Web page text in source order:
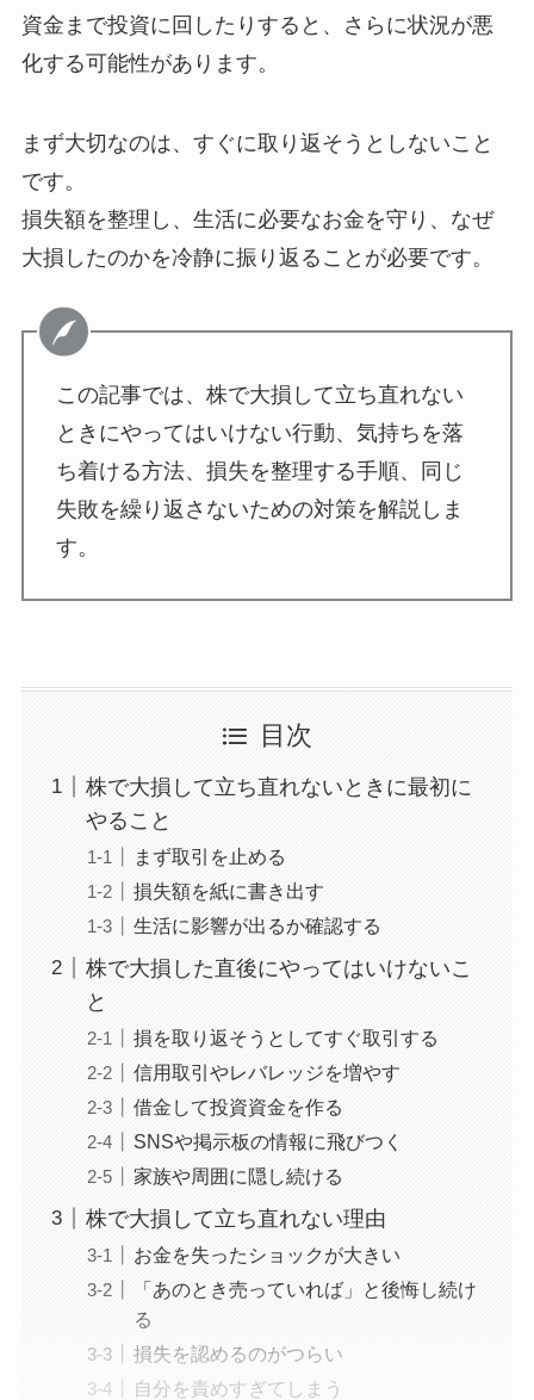
資金まで投資に回したりすると、さらに状況が悪
化する可能性があります。
まず大切なのは、すぐに取り返そうとしないこと
です。
損失額を整理し、生活に必要なお金を守り、なぜ
大損したのかを冷静に振り返ることが必要です。
この記事では、株で大損して立ち直れない
ときにやってはいけない行動、気持ちを落
ち着ける方法、損失を整理する手順、同じ
失敗を繰り返さないための対策を解説しま
す。
目次
株で大損して立ち直れないときに最初に
やること
まず取引を止める
損失額を紙に書き出す
生活に影響が出るか確認する
株で大損した直後にやってはいけないこ
と
損を取り返そうとしてすぐ取引する
信用取引やレバレッジを増やす
借金して投資資金を作る
SNSや掲示板の情報に飛びつく
家族や周囲に隠し続ける
株で大損して立ち直れない理由
お金を失ったショックが大きい
「あのとき売っていれば」と後悔し続け
る
損失を認めるのがつらい
自分を責めすぎてしまう